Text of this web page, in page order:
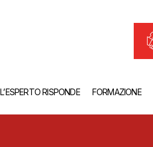
L’ESPERTO RISPONDE FORMAZIONE